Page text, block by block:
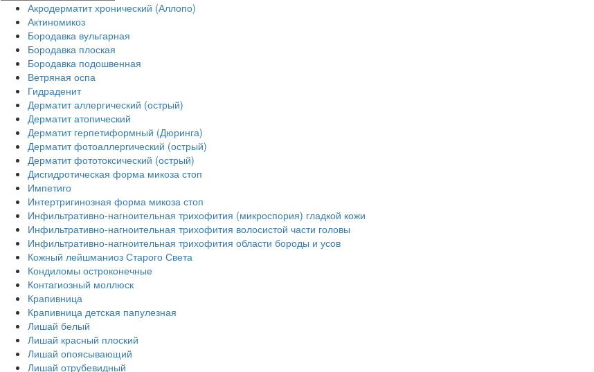
Акродерматит хронический (Аллопо)
Актиномикоз
Бородавка вульгарная
Бородавка плоская
Бородавка подошвенная
Ветряная оспа
Гидраденит
Дерматит аллергический (острый)
Дерматит атопический
Дерматит герпетиформный (Дюринга)
Дерматит фотоаллергический (острый)
Дерматит фототоксический (острый)
Дисгидротическая форма микоза стоп
Импетиго
Интертригинозная форма микоза стоп
Инфильтративно-нагноительная трихофития (микроспория) гладкой кожи
Инфильтративно-нагноительная трихофития волосистой части головы
Инфильтративно-нагноительная трихофития области бороды и усов
Кожный лейшманиоз Старого Света
Кондиломы остроконечные
Контагиозный моллюск
Крапивница
Крапивница детская папулезная
Лишай белый
Лишай красный плоский
Лишай опоясывающий
Лишай отрубевидный